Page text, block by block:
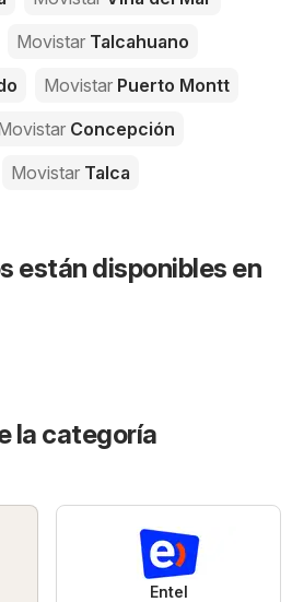
Movistar Talcahuano
Movistar Puerto Montt
Concepción
Movistar Talca
están disponibles en
la categoría
Entel